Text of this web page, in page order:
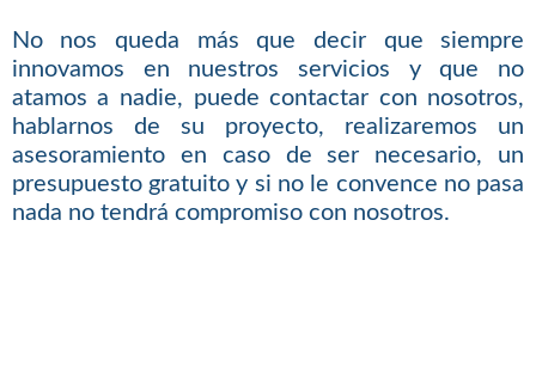
No nos queda más que decir que siempre
innovamos en nuestros servicios y que no
atamos a nadie, puede contactar con nosotros,
hablarnos de su proyecto, realizaremos un
asesoramiento en caso de ser necesario, un
presupuesto gratuito y si no le convence no pasa
nada no tendrá compromiso con nosotros.